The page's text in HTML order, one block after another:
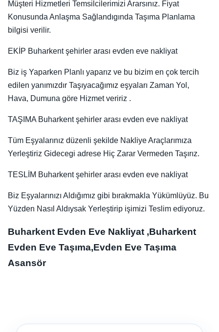
Müşteri Hizmetleri Temsilcilerimizi Ararsınız. Fiyat
Konusunda Anlaşma Sağlandıgında Taşıma Planlama
bilgisi verilir.
EKİP Buharkent şehirler arası evden eve nakliyat
Biz iş Yaparken Planlı yaparız ve bu bizim en çok tercih
edilen yanımızdır Taşıyacağımız eşyaları Zaman Yol,
Hava, Dumuna göre Hizmet veririz .
TAŞIMA Buharkent şehirler arası evden eve nakliyat
Tüm Eşyalarınız düzenli şekilde Nakliye Araçlarımıza
Yerleştiriz Gidecegi adrese Hiç Zarar Vermeden Taşırız.
TESLİM Buharkent şehirler arası evden eve nakliyat
Biz Eşyalarınızı Aldığımız gibi bırakmakla Yükümlüyüz. Bu
Yüzden Nasıl Aldıysak Yerleştirip işimizi Teslim ediyoruz.
Buharkent Evden Eve Nakliyat ,Buharkent
Evden Eve Taşıma,Evden Eve Taşıma
Asansör